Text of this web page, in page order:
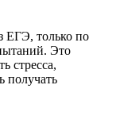
ЕГЭ, только по
Это
стресса,
получать